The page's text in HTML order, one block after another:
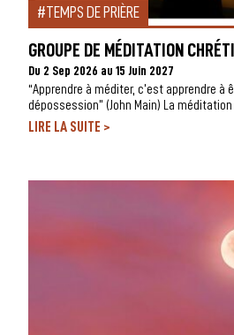
TEMPS DE PRIÈRE
GROUPE DE MÉDITATION
Du 2 Sep 2026 au 15 Juin 2027
“Apprendre à méditer, c’est apprendre
dépossession” (John Main) La méditation
>